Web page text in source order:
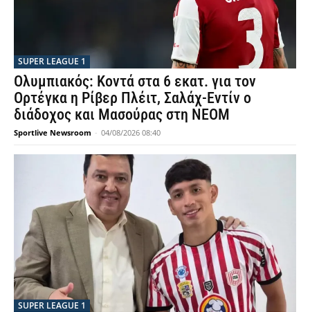
SUPER LEAGUE 1
Ολυμπιακός: Κοντά στα 6 εκατ. για τον
Ορτέγκα η Ρίβερ Πλέιτ, Σαλάχ-Εντίν ο
διάδοχος και Μασούρας στη ΝΕΟΜ
Sportlive Newsroom - 04/08/2026 08:40
SUPER LEAGUE 1